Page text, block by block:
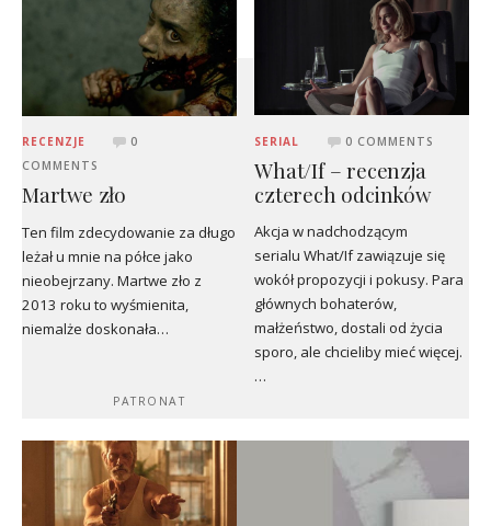
RECENZJE
0
COMMENTS
Martwe zło
Ten film zdecydowanie za długo
leżał u mnie na półce jako
nieobejrzany. Martwe zło z
2013 roku to wyśmienita,
niemalże doskonała…
SERIAL 0 COMMENTS
What/If – recenzja
czterech odcinków
Akcja w nadchodzącym
serialu What/If zawiązuje się
wokół propozycji i pokusy. Para
głównych bohaterów,
małżeństwo, dostali od życia
sporo, ale chcieliby mieć więcej.
…
PATRONAT